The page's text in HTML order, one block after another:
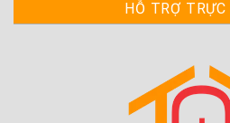
HỖ TRỢ TRỰC